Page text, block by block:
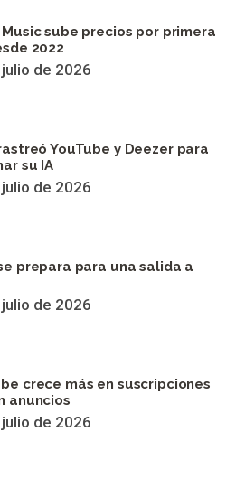
sube precios por primera
2022
de 2026
YouTube y Deezer para
su IA
de 2026
prepara para una salida a
de 2026
crece más en suscripciones
anuncios
de 2026